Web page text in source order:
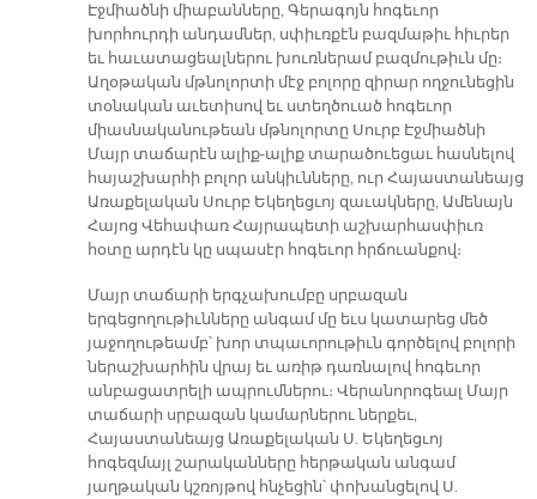
Էջմիածնի միաբանները, Գերագոյն հոգեւոր
խորհուրդի անդամներ, սփիւռքէն բազմաթիւ հիւրեր
եւ հաւատացեալներու խուռներամ բազմութիւն մը։
Աղօթական մթնոլորտի մէջ բոլորը զիրար ողջունեցին
տօնական աւետիսով եւ ստեղծուած հոգեւոր
միասնականութեան մթնոլորտը Սուրբ Էջմիածնի
Մայր տաճարէն ալիք-ալիք տարածուեցաւ հասնելով
հայաշխարհի բոլոր անկիւնները, ուր Հայաստանեայց
Առաքելական Սուրբ Եկեղեցւոյ զաւակները, Ամենայն
Հայոց Վեհափառ Հայրապետի աշխարհասփիւռ
հօտը արդէն կը սպասէր հոգեւոր հրճուանքով։
Մայր տաճարի երգչախումբը սրբազան
երգեցողութիւնները անգամ մը եւս կատարեց մեծ
յաջողութեամբ՝ խոր տպաւորութիւն գործելով բոլորի
ներաշխարհին վրայ եւ առիթ դառնալով հոգեւոր
անբացատրելի ապրումներու։ Վերանորոգեալ Մայր
տաճարի սրբազան կամարներու ներքեւ,
Հայաստանեայց Առաքելական Ս. Եկեղեցւոյ
հոգեզմայլ շարականները հերթական անգամ
յաղթական կշռոյթով հնչեցին՝ փոխանցելով Ս.